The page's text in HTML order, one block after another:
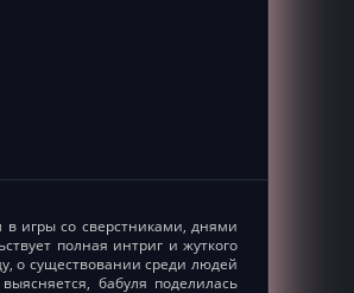
игры со сверстниками, днями
полная интриг и жуткого
о существовании среди людей
бабуля поделилась